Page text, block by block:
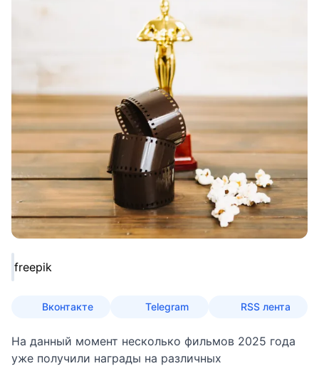
freepik
Вконтакте Telegram RSS лента
На данный момент несколько фильмов 2025 года
уже получили награды на различных